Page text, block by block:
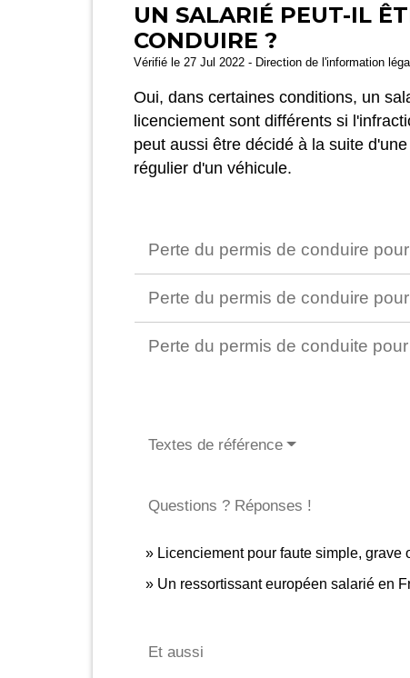
UN SALARIÉ PEUT-IL
CONDUIRE ?
Vérifié le 27 Jul 2022 - Direction de l'information
Oui, dans certaines conditions, un
licenciement sont différents si
peut aussi être décidé à la suite
régulier d'un véhicule.
Perte du permis de conduire
Perte du permis de conduire
Perte du permis de conduite
Textes de référence
Questions ? Réponses !
Licenciement pour faute simple,
Un ressortissant européen salarié en
Et aussi